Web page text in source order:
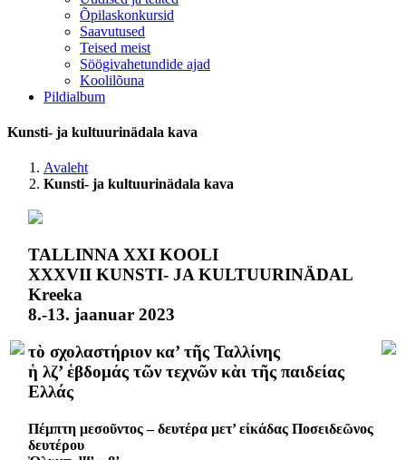
Õpilaskonkursid
Saavutused
Teised meist
Söögivahetundide ajad
Koolilõuna
Pildialbum
Kunsti- ja kultuurinädala kava
Avaleht
Kunsti- ja kultuurinädala kava
TALLINNA XXI KOOLI
XXXVII KUNSTI- JA KULTUURINÄDAL
Kreeka
8.-13. jaanuar 2023
τὸ σχολαστήριονκα’ τῆς Ταλλίνης
ἡ λζ’ ἑβδομάς τῶν τεχνῶν κὰι τῆς παιδείας
Ελλάς
Πέμπτη μεσοῦντος – δευτέρα μετ’ εἰκάδας Ποσειδεῶνος
δευτέρου